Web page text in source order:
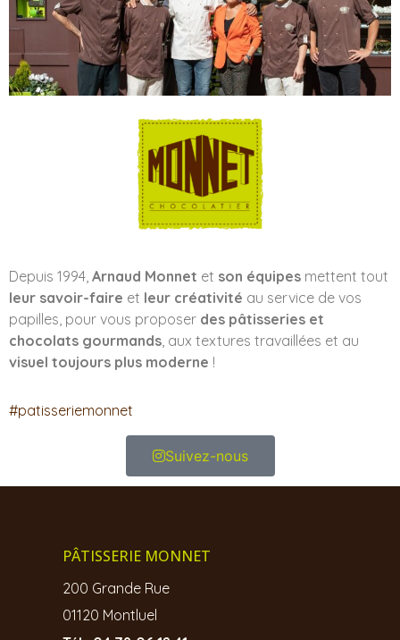
Depuis 1994, Arnaud Monnet et son équipes mettent tout
leur savoir-faire et leur créativité au service de vos
papilles, pour vous proposer des pâtisseries et
chocolats gourmands , aux textures travaillées et au
visuel toujours plus moderne !
#patisseriemonnet
Suivez-nous
PÂTISSERIE MONNET
200 Grande Rue
01120 Montluel